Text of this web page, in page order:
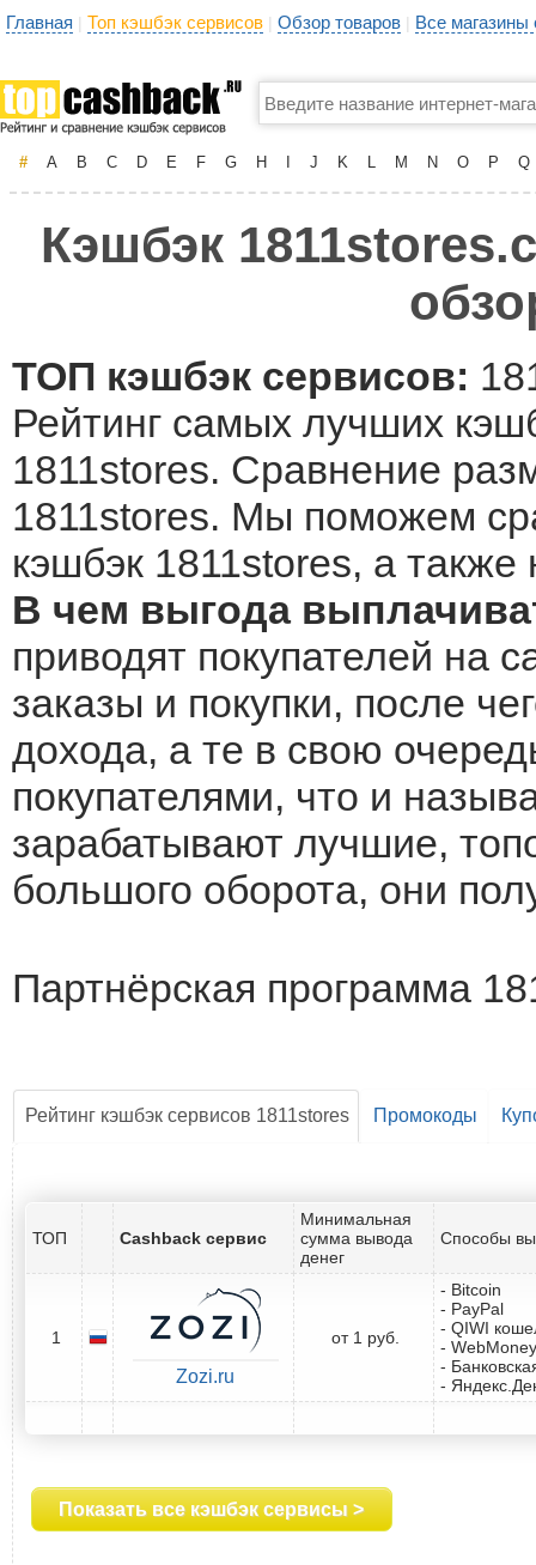
Главная | Топ кэшбэк сервисов | Обзор товаров | Все
# A B C D E F G H J K L M N O P Q
Кэшбэк
ТОП кэшбэк сервисов:
Рейтинг самых лучших
1811stores. Сравнение
1811stores. Мы поможем
кэшбэк 1811stores, а
В чем выгода
приводят покупателей на
заказы и покупки, после
дохода, а те в свою
покупателями, что и
зарабатывают лучшие,
большого оборота, они
Партнёрская программа
Рейтинг кэшбэк сервисов 1811stores Промокоды
ТОП Cashback сервис
Минимальная
сумма вывода
денег
Способы
1
Zozi.ru
от 1 руб.
- Bitcoin
- PayPal
- QIWI
- WebMoney
-
-
Показать все кэшбэк сервисы >